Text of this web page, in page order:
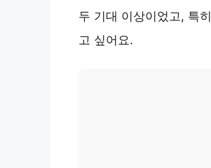
두 기대 이상이었고, 특히
고 싶어요.